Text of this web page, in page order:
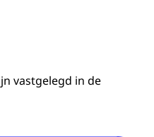
vastgelegd in de